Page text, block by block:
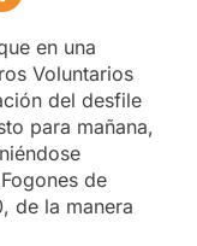
en una
Voluntarios
del desfile
para mañana,
de
de la manera